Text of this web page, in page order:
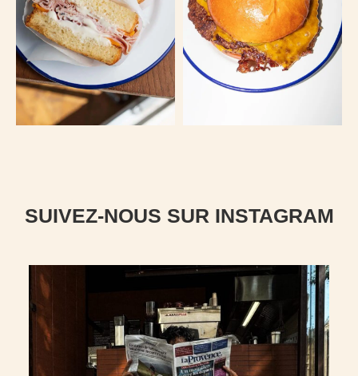
SUIVEZ-NOUS SUR INSTAGRAM
Spok Catalans, un mois déjà
161 19